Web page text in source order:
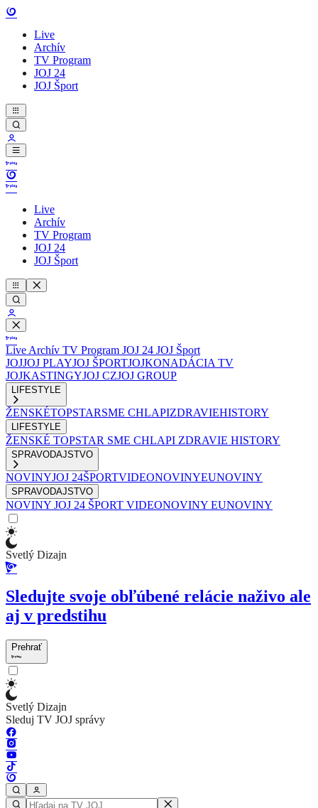
Live
Archív
TV Program
JOJ 24
JOJ Šport
Live
Archív
TV Program
JOJ 24
JOJ Šport
Live Archív TV Program JOJ 24 JOJ Šport
JOJJOJ PLAYJOJ ŠPORTJOJKONADÁCIA TV
JOJKASTINGYJOJ CZJOJ GROUP
LIFESTYLE
ŽENSKÉTOPSTARSME CHLAPIZDRAVIEHISTORY
LIFESTYLE
ŽENSKÉ TOPSTAR SME CHLAPI ZDRAVIE HISTORY
SPRAVODAJSTVO
NOVINYJOJ 24ŠPORTVIDEONOVINYEUNOVINY
SPRAVODAJSTVO
NOVINY JOJ 24 ŠPORT VIDEONOVINY EUNOVINY
Svetlý Dizajn
Sledujte svoje obľúbené relácie naživo ale
aj v predstihu
Prehrať
Svetlý Dizajn
Sleduj TV JOJ správy